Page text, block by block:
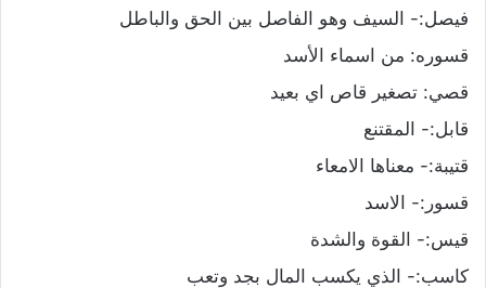
فيصل:- السيف وهو الفاصل بين الحق والباطل
قسوره: من اسماء الأسد
قصي: تصغير قاص اي بعيد
قابل:- المقتنع
قتيبة:- معناها الامعاء
قسور:- الاسد
قيس:- القوة والشدة
كاسب:- الذي يكسب المال بجد وتعب